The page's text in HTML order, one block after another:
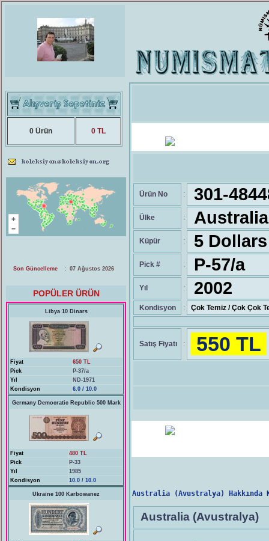
0 Ürün 0 TL
Son Güncelleme : 07 Ağustos 2026
POPÜLER ÜRÜN
Libya 10 Dinars
Fiyat
650 TL
Pick
P-37/a
Yıl
ND-1971
Kondisyon
6.0 / 10.0
Germany Democratic Republic 500 Mark
Fiyat
480 TL
Pick
P-33
Yıl
1985
Kondisyon
10.0 / 10.0
Ukraine 100 Karbowanez
Ürün No : 301-
Ülke :
Küpür : 5 Dollars
Pick # : P-57/a
Yıl : 2002
Kondisyon : Çok Temiz / Çok Çok
Satış Fiyatı : 550 TL
Australia (Avustralya) Hakkında
Australia (Avustralya)